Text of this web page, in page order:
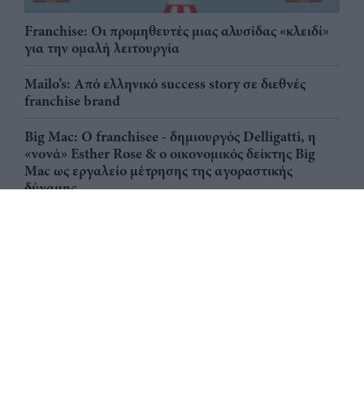
Franchise: Οι προμηθευτές μιας αλυσίδας «κλειδί»
για την ομαλή λειτουργία
Mailo’s: Από ελληνικό success story σε διεθνές
franchise brand
Big Mac: Ο franchisee - δημιουργός Delligatti, η
«νονά» Esther Rose & ο οικονομικός δείκτης Big
Mac ως εργαλείο μέτρησης της αγοραστικής
δύναμης